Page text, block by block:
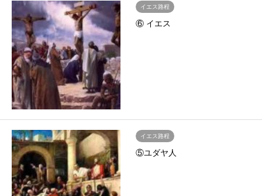
イエス路程
⑥ イエス
イエス路程
⑤ユダヤ人